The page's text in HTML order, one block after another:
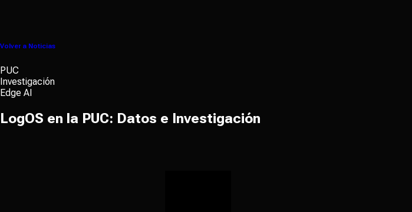
Volver a Noticias
PUC
Investigación
Edge AI
LogOS en la PUC: Datos e Investigación